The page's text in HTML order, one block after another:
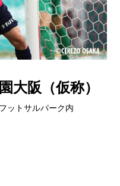
大阪（仮称）
ットサルパーク内